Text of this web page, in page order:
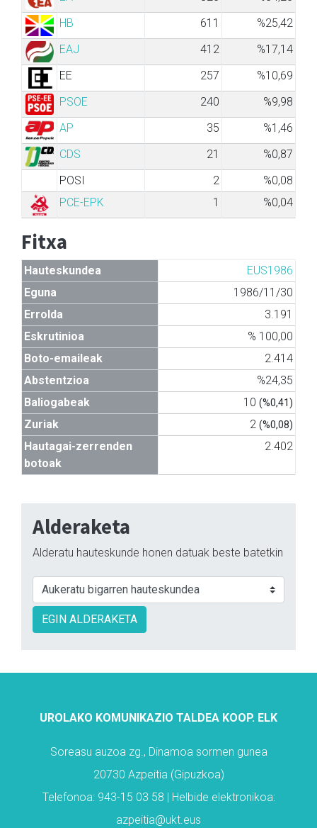
HB
611
%25,42
EAJ
412
%17,14
EE
257
%10,69
PSOE
240
%9,98
AP
35
%1,46
CDS
21
%0,87
POSI
2
%0,08
PCE-EPK
1 %0,04
Fitxa
Hauteskundea
EUS1986
Eguna
1986/11/30
Errolda
3.191
Eskrutinioa
% 100,00
Boto-emaileak
2.414
Abstentzioa
%24,35
Baliogabeak
10 (%0,41)
Zuriak 2 (%0,08)
Hautagai-zerrenden
botoak
2.402
Alderaketa
Alderatu hauteskunde honen datuak beste batetkin
EGIN ALDERAKETA
UROLAKO KOMUNIKAZIO TALDEA KOOP. ELK
Soreasu auzoa zg., Dinamoa sormen gunea
20730 Azpeitia (Gipuzkoa)
Telefonoa: 943-15 03 58 | Helbide elektronikoa:
azpeitia@ukt.eus